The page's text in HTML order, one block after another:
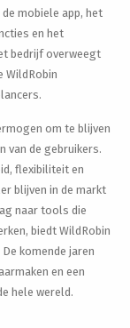
mobiele app, het
en het
bedrijf overweegt
WildRobin
om te blijven
van de gebruikers.
flexibiliteit en
blijven in de markt
naar tools die
biedt WildRobin
komende jaren
en een
hele wereld.